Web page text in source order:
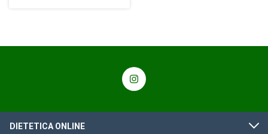
DIETETICA ONLINE